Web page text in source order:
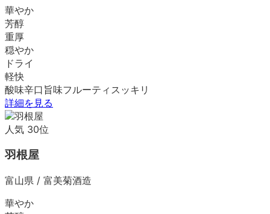
華やか
芳醇
重厚
穏やか
ドライ
軽快
酸味辛口 旨味フルーティ スッキリ
詳細を見る
人気 30位
羽根屋
富山県 / 富美菊酒造
華やか